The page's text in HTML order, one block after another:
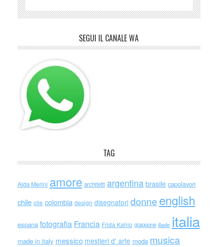
SEGUI IL CANALE WA
TAG
Alda Merini amore architetti argentina brasile capolavori
chile cile colombia design disegnatori donne english
espana fotografia Francia Frida Kahlo giappone iliade italia
made in italy messico mestieri d' arte moda musica